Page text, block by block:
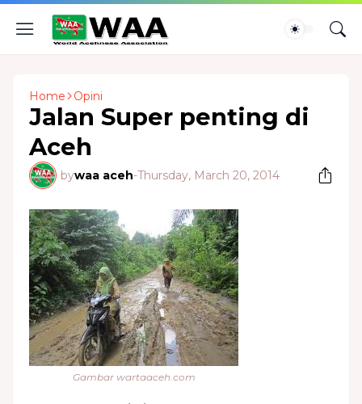
Home Opini
Jalan Super penting di
Aceh
bywaa aceh-Thursday, March 20, 2014
Gambar wartaaceh.com